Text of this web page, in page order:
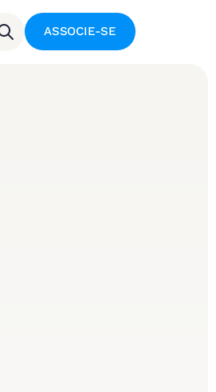
ASSOCIE-SE